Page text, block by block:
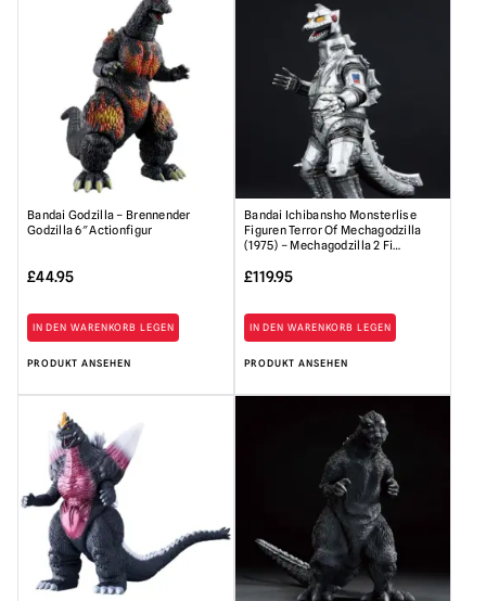
Bandai Godzilla – Brennender
Godzilla 6″ Actionfigur
£44.95
IN DEN WARENKORB LEGEN
PRODUKT ANSEHEN
Bandai Ichibansho Monsterlise
Figuren Terror Of Mechagodzilla
(1975) – Mechagodzilla 2 Fi…
£119.95
IN DEN WARENKORB LEGEN
PRODUKT ANSEHEN